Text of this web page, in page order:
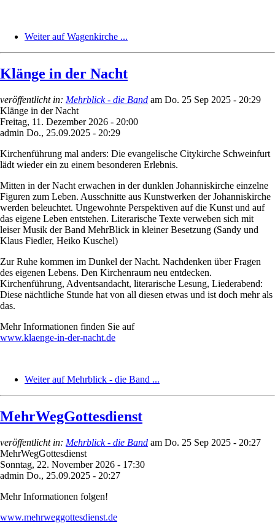
Weiter auf Wagenkirche ...
Klänge in der Nacht
veröffentlicht in: Mehrblick - die Band am Do. 25 Sep 2025 - 20:29
Klänge in der Nacht
Freitag, 11. Dezember 2026 - 20:00
admin Do., 25.09.2025 - 20:29
Kirchenführung mal anders: Die evangelische Citykirche Schweinfurt
lädt wieder ein zu einem besonderen Erlebnis.
Mitten in der Nacht erwachen in der dunklen Johanniskirche einzelne
Figuren zum Leben. Ausschnitte aus Kunstwerken der Johanniskirche
werden beleuchtet. Ungewohnte Perspektiven auf die Kunst und auf
das eigene Leben entstehen. Literarische Texte verweben sich mit
leiser Musik der Band MehrBlick in kleiner Besetzung (Sandy und
Klaus Fiedler, Heiko Kuschel)
Zur Ruhe kommen im Dunkel der Nacht. Nachdenken über Fragen
des eigenen Lebens. Den Kirchenraum neu entdecken.
Kirchenführung, Adventsandacht, literarische Lesung, Liederabend:
Diese nächtliche Stunde hat von all diesen etwas und ist doch mehr als
das.
Mehr Informationen finden Sie auf
www.klaenge-in-der-nacht.de
Weiter auf Mehrblick - die Band ...
MehrWegGottesdienst
veröffentlicht in: Mehrblick - die Band am Do. 25 Sep 2025 - 20:27
MehrWegGottesdienst
Sonntag, 22. November 2026 - 17:30
admin Do., 25.09.2025 - 20:27
Mehr Informationen folgen!
www.mehrweggottesdienst.de